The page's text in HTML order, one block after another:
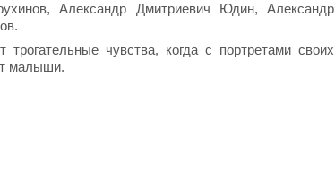
Александр Дмитриевич Юдин, Александр
трогательные чувства, когда с портретами своих
малыши.